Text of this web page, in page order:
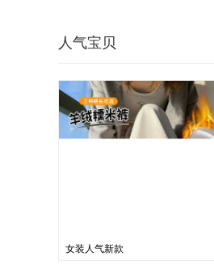
人气宝贝
女装人气新款